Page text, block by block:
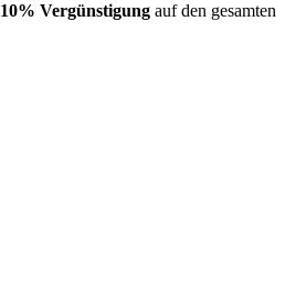
10% Vergünstigung auf den gesamten